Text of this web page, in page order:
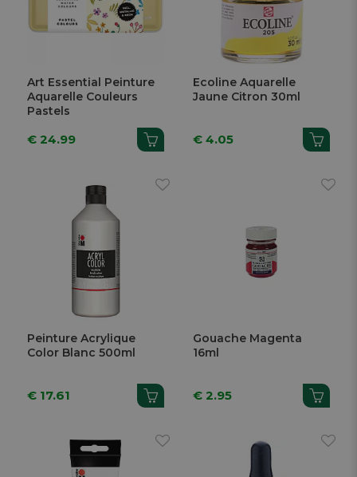
Art Essential Peinture
Aquarelle Couleurs
Pastels
€ 24.99
Ecoline Aquarelle
Jaune Citron 30ml
€ 4.05
Peinture Acrylique
Color Blanc 500ml
€ 17.61
Gouache Magenta
16ml
€ 2.95